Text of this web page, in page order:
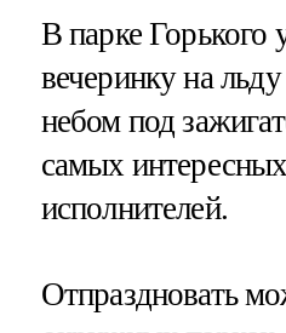
В парке Горького
вечеринку на
небом под
самых
исполнителей.
Отпраздновать